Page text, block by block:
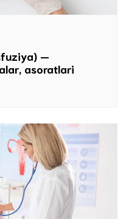
—
asoratlari